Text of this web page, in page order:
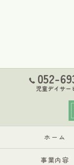
052-
児童デイサー
ホーム
事業内容